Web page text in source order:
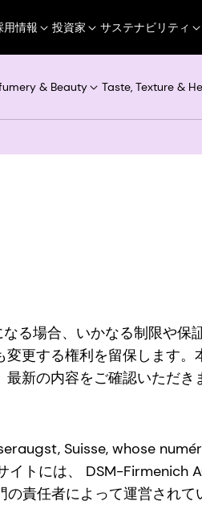
用情報 投資家 サステナビリティ
& Beauty Taste, Texture &
場合、いかなる制限や保
更する権利を留保します
新の内容をご確認いただき
Suisse, whose
トには、 DSM-Firmenich
責任者によって運営され